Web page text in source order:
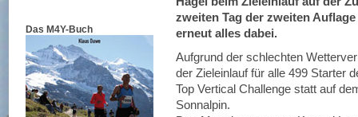
Das M4Y-Buch
zweiten Tag der zweiten
erneut alles dabei.
Aufgrund der schlechten
der Zieleinlauf für alle 499 Starter
Top Vertical Challenge statt auf
Sonnalpin.